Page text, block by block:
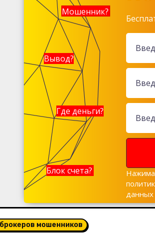
Мошенник?
Вывод?
Где деньги?
Блок счета?
данных
мошенников